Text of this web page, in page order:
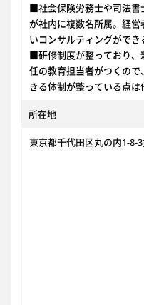
■社会保険労務士や司法書
が社内に複数名所属。経
いコンサルティングができ
■研修制度が整っており、
任の教育担当者がつくの
きる体制が整っている点は
所在地
東京都千代田区丸の内1-8-